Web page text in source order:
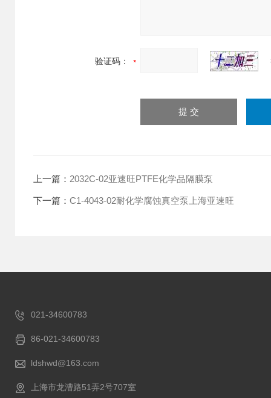
验证码：
上一篇： 2032C-02亚速旺PTFE化学品隔膜泵
下一篇： C1-4043-02耐化学腐蚀真空泵上海亚速旺
021-34600783
86-021-34600783
ldshwd@163.com
上海市龙漕路51弄2号707室